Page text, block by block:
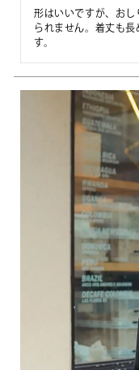
形はいいですが、お
られません。着丈も
す。